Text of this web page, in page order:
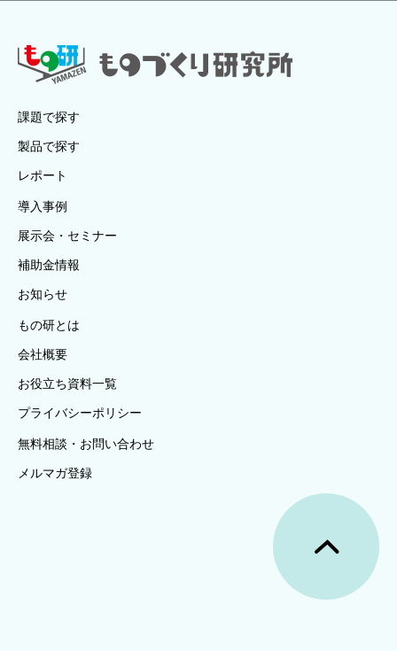
課題で探す
製品で探す
レポート
導入事例
展示会・セミナー
補助金情報
お知らせ
もの研とは
会社概要
お役立ち資料一覧
プライバシーポリシー
無料相談・お問い合わせ
メルマガ登録